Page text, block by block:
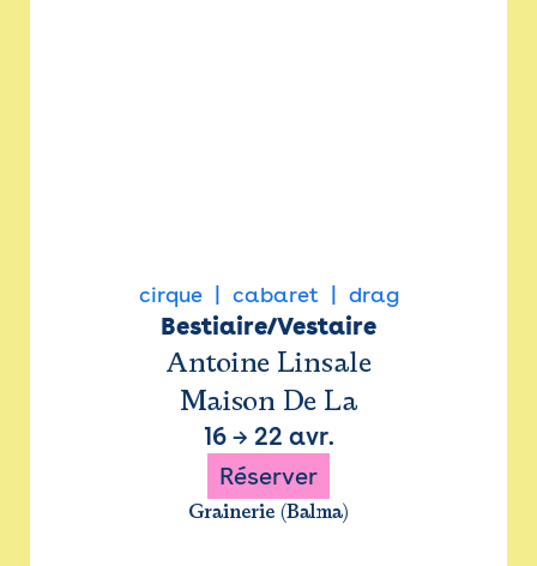
cirque cabaret drag
Bestiaire/Vestaire
Antoine Linsale
Maison De La
16→ 22 avr.
Réserver
Grainerie (Balma)